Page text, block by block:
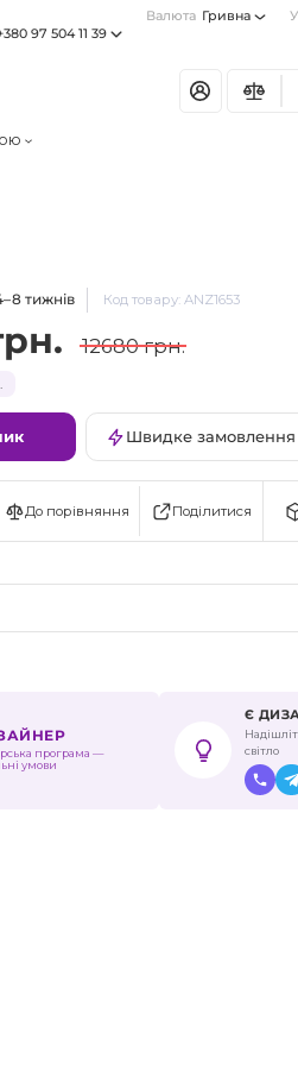
97 504 11 39
Валюта Гривна
тижнів Код товару: ANZ1653
12680 грн.
Швидке замовлення
До порівняння Поділитися
програма —
умови
Є
світло